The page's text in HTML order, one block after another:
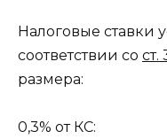
Налоговые ставки
соответствии со ст.
размера:
0,3% от КС: